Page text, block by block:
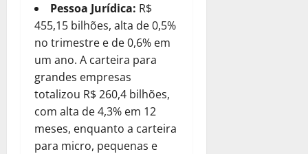
Pessoa Jurídica: R$
455,15 bilhões, alta de 0,5%
no trimestre e de 0,6% em
um ano. A carteira para
grandes empresas
totalizou R$ 260,4 bilhões,
com alta de 4,3% em 12
meses, enquanto a carteira
para micro, pequenas e